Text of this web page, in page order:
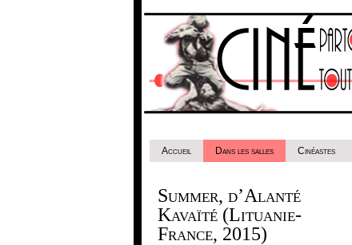
Accueil Dans les salles Cinéastes
Summer, d’Alanté
Kavaïté (Lituanie-
France, 2015)